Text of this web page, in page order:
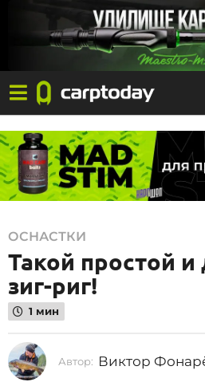
2
4
.
0
6
.
2
ОСНАСТКИ
Такой простой
зиг-риг!
1 мин
Автор: Виктор